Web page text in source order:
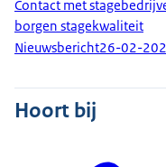
Contact met
borgen stagekwaliteit
Nieuwsbericht26-02-
Hoort bij